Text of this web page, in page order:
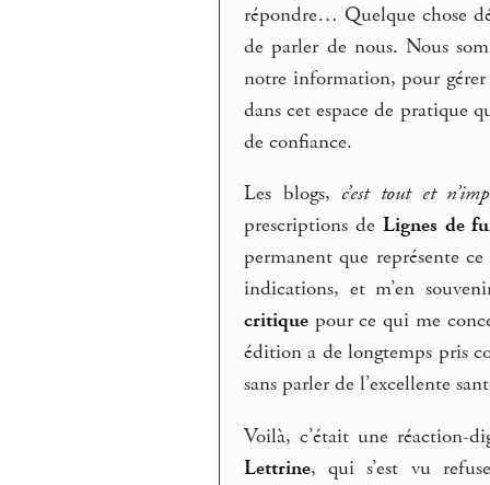
répondre… Quelque chose
de parler de nous. Nous
notre information, pour gérer
dans cet espace de pratique
de confiance.
Les blogs, c’est tout et
prescriptions de Lignes de
permanent que représente
indications, et m’en
critique pour ce qui me
édition a de longtemps pris
sans parler de l’excellente
Voilà, c’était une réaction-
Lettrine, qui s’est vu